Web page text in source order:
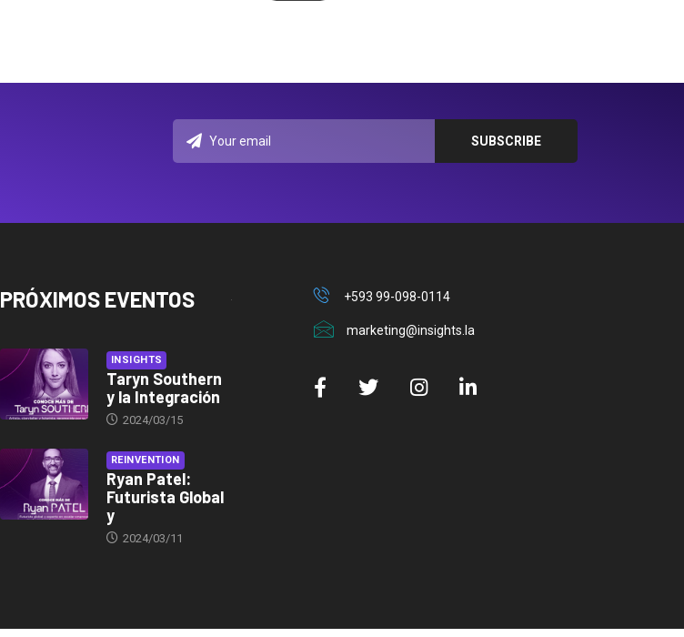
PRÓXIMOS EVENTOS
INSIGHTS
Taryn Southern
y la Integración
2024/03/15
REINVENTION
Ryan Patel:
Futurista Global
y
2024/03/11
+593 99-098-0114
marketing@insights.la